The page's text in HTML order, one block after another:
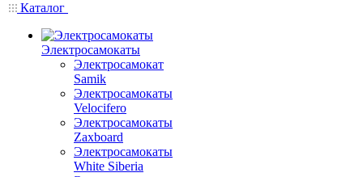
Каталог
Электросамокаты
Электросамокат
Samik
Электросамокаты
Velocifero
Электросамокаты
Zaxboard
Электросамокаты
White Siberia